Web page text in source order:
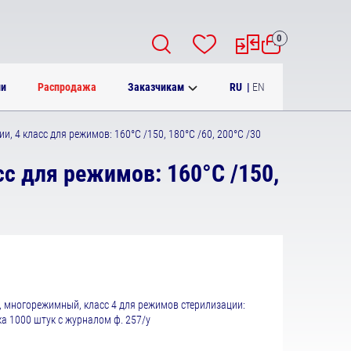
Распродажа Заказчикам RU | EN
0
4 класс для режимов: 160°C /150, 180°C /60, 200°C /30
для режимов: 160°C /150,
класс 4 для режимов стерилизации:
1000 штук с журналом ф. 257/у